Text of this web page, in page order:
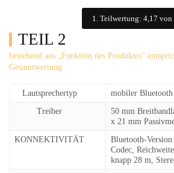
1. Teilwertung: 4,17 von
TEIL 2
bestehend aus „Funktion des Produktes“
Gesamtwertung
Lautsprechertyp
mobiler Bluetooth
Treiber
50 mm
x 21 mm
KONNEKTIVITÄT
Bluetooth-
Codec,
knapp 28 m,